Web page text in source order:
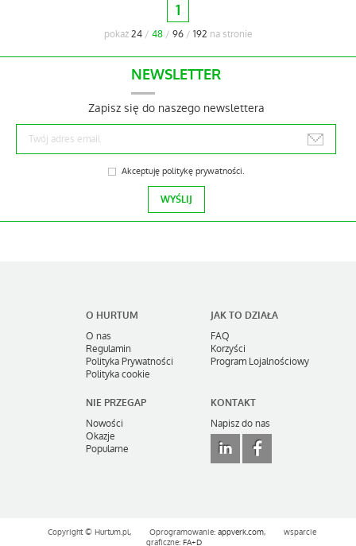
1
pokaż24/ 48/ 96/ 192 na stronie
NEWSLETTER
Zapisz się do naszego newslettera
Akceptuję politykę prywatności.
O HURTUM
O nas
Regulamin
Polityka Prywatności
Polityka cookie
JAK TO DZIAŁA
FAQ
Korzyści
Program Lojalnościowy
NIE PRZEGAP
Nowości
Okazje
Popularne
KONTAKT
Napisz do nas
Copyright © Hurtum.pl, Oprogramowanie: appverk.com,
wsparcie
graficzne: FA+D